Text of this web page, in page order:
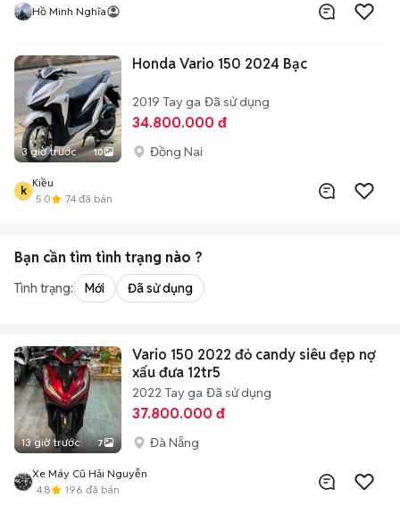
Hồ Minh Nghĩa
3 giờ trước 10
Honda Vario 150 2024 Bạc
2019 Tay ga Đã sử dụng
34.800.000 đ
Đồng Nai
k
Kiều
5.0
74 đã bán
Bạn cần tìm tình trạng nào ?
Tình trạng: Mới Đã sử dụng
13 giờ trước 7
Vario 150 2022 đỏ candy siêu đẹp nợ
xấu đưa 12tr5
2022 Tay ga Đã sử dụng
37.800.000 đ
Đà Nẵng
Xe Máy Cũ Hải Nguyễn
4.8
196 đã bán